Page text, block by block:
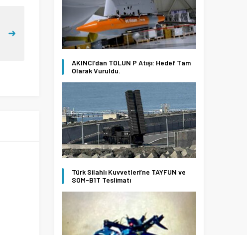
AKINCI’dan TOLUN P Atışı: Hedef Tam
Olarak Vuruldu.
Türk Silahlı Kuvvetleri’ne TAYFUN ve
SOM-B1T Teslimatı